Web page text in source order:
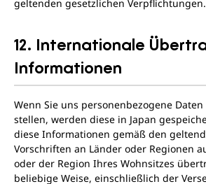
geltenden gesetzlichen Verpflichtungen.
12. Internationale
Informationen
Wenn Sie uns personenbezogene
stellen, werden diese in Japan
diese Informationen gemäß den
Vorschriften an Länder oder Regionen
oder der Region Ihres Wohnsitzes
beliebige Weise, einschließlich der